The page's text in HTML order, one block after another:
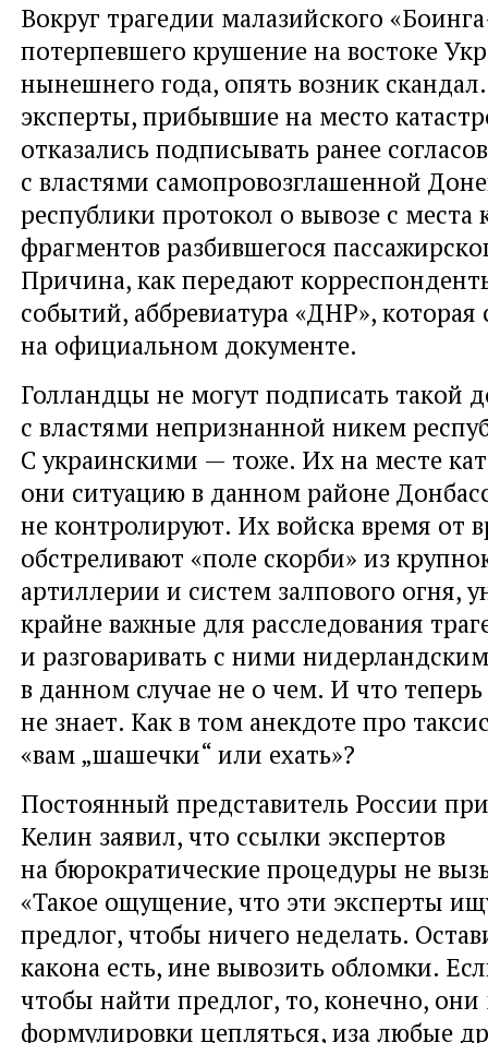
Вокруг трагедии малазийского
потерпевшего крушение на востоке
нынешнего года, опять возник
эксперты, прибывшие на место
отказались подписывать ранее
с властями самопровозглашенной
республики протокол о вывозе с места
фрагментов разбившегося
Причина, как передают
событий, аббревиатура «ДНР», которая
на официальном документе.
Голландцы не могут подписать такой
с властями непризнанной никем
С украинскими — тоже. Их на месте
они ситуацию в данном районе
не контролируют. Их войска время от
обстреливают «поле скорби» из
артиллерии и систем залпового огня,
крайне важные для расследования
и разговаривать с ними
в данном случае не о чем. И что
не знает. Как в том анекдоте про
«вам „шашечки“ или ехать»?
Постоянный представитель России
Келин заявил, что ссылки экспертов
на бюрократические процедуры не
«Такое ощущение, что эти эксперты
предлог, чтобы ничего неделать.
какона есть, ине вывозить обломки.
чтобы найти предлог, то, конечно, они
формулировки цепляться, иза любые